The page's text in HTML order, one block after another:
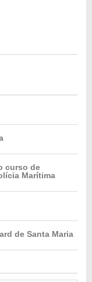
curso de
Marítima
de Santa Maria